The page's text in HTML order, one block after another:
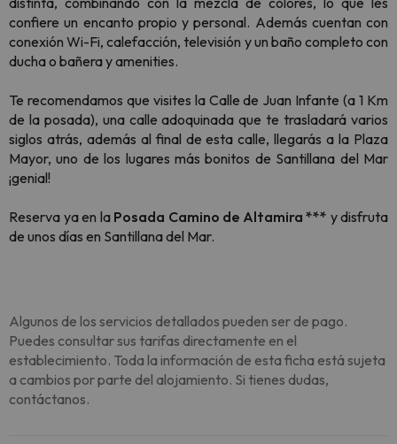
confiere un encanto propio y personal. Además cuentan con
conexión Wi-Fi, calefacción, televisión y un baño completo con
ducha o bañera y amenities.
Te recomendamos que visites la Calle de Juan Infante (a 1 Km
de la posada), una calle adoquinada que te trasladará varios
siglos atrás, además al final de esta calle, llegarás a la Plaza
Mayor, uno de los lugares más bonitos de Santillana del Mar
¡genial!
Reserva ya en la Posada Camino de Altamira *** y disfruta
de unos días en Santillana del Mar.
Algunos de los servicios detallados pueden ser de pago.
Puedes consultar sus tarifas directamente en el
establecimiento. Toda la información de esta ficha está sujeta
a cambios por parte del alojamiento. Si tienes dudas,
contáctanos.